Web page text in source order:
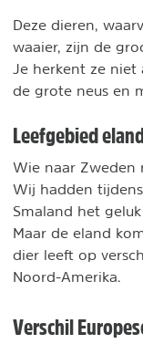
Deze dieren,
waaier, zijn de
Je herkent ze
de grote neus en
Leefgebied
Wie naar Zweden
Wij hadden
Smaland het
Maar de eland
dier leeft op
Noord-Amerika.
Verschil